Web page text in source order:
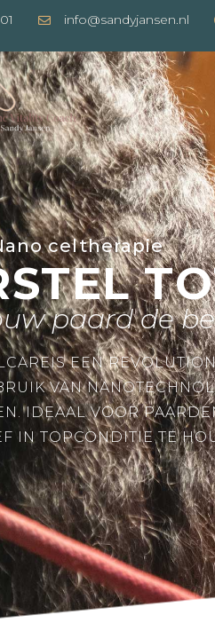
info@sandyjansen.nl
celtherapie
paard de
EEN
VAN
IDEAAL VOOR
IN TOPCONDITIE TE